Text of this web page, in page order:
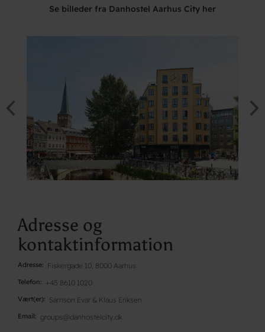
Se billeder fra Danhostel Aarhus City her
Adresse og
kontaktinformation
Adresse Fiskergade 10, 8000 Aarhus
Telefon +45 8610 1020
Vært(er) Samson Evar & Klaus Eriksen
Email groups@danhostelcity.dk